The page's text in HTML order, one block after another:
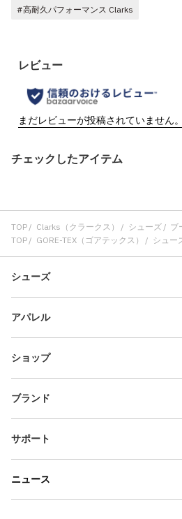
#高耐久パフォーマンス Clarks
チェックしたアイテム
TOP Clarks（クラークス） シューズ ブ
TOP
GORE-TEX（ゴアテックス） シュー
シューズ
アパレル
ショップ
ブランド
サポート
ニュース